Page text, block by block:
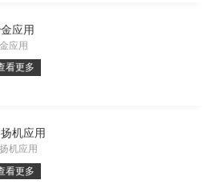
应用
应用
看更多
机应用
机应用
看更多